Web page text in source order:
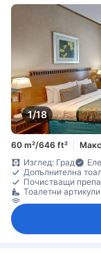
1/18
60 m²/646 ft²
Изглед: Град
Допълнителна
Почистващи
Тоалетни артикули
Безжичен
Достъп до